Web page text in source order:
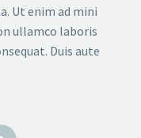
Ut enim ad mini
ullamco laboris
Duis aute